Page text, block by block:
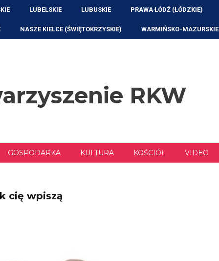
LUBELSKIE LUBUSKIE PRAWA ŁÓDŹ (ŁÓDZKIE)
NASZE KIELCE (ŚWIĘTOKRZYSKIE) WARMIŃSKO-MAZURSKIE
RKW
GOSPODARKA KULTURA KOŚCIÓŁ VIDEO
cię wpiszą